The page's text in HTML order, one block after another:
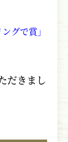
グで賞」
だきまし